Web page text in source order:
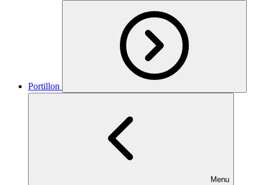
Portillon
Menu